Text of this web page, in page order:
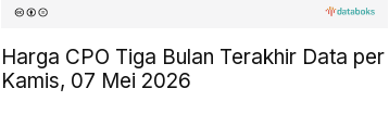
Harga CPO Tiga Bulan Terakhir Data per
Kamis, 07 Mei 2026